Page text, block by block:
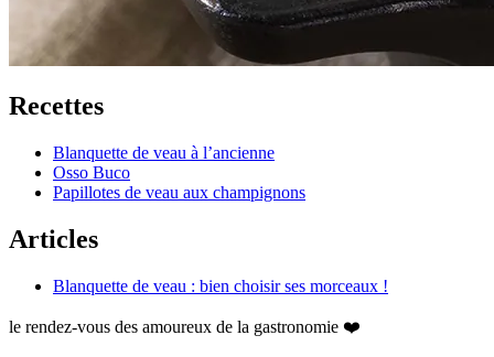
Recettes
Blanquette de veau à l’ancienne
Osso Buco
Papillotes de veau aux champignons
Articles
Blanquette de veau : bien choisir ses morceaux !
le rendez-vous des amoureux de la gastronomie ❤️